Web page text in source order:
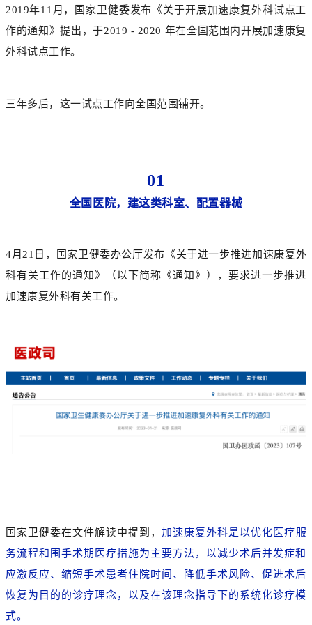
2019年11月，国家卫健委发布《关于开展加速康复外科试点工
作的通知》提出，于2019 - 2020 年在全国范围内开展加速康复
外科试点工作。
三年多后，这一试点工作向全国范围铺开。
01
全国医院，建这类科室、配置器械
4月21日，国家卫健委办公厅发布《关于进一步推进加速康复外
科有关工作的通知》（以下简称《通知》），要求进一步推进
加速康复外科有关工作。
国家卫健委在文件解读中提到，加速康复外科是以优化医疗服
务流程和围手术期医疗措施为主要方法，以减少术后并发症和
应激反应、缩短手术患者住院时间、降低手术风险、促进术后
恢复为目的的诊疗理念，以及在该理念指导下的系统化诊疗模
式。